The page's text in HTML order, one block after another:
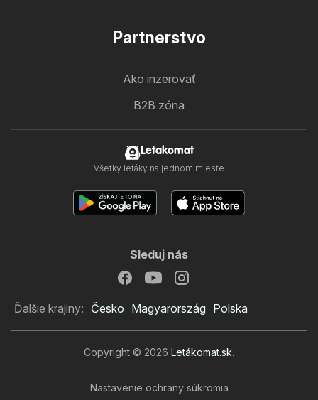
Partnerstvo
Ako inzerovať
B2B zóna
Letakomat
Všetky letáky na jednom mieste
Sleduj nás
Ďalšie krajiny: Česko Magyarország Polska
Copyright © 2026 Letákomat.sk.
Nastavenie ochrany súkromia